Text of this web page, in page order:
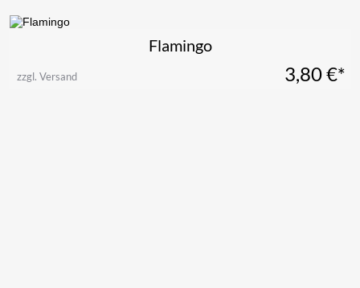
Flamingo
zzgl. Versand 3,80€*